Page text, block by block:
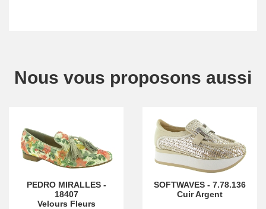
Nous vous proposons aussi
PEDRO MIRALLES-
18407
Velours Fleurs
SOFTWAVES - 7.78.136
Cuir Argent